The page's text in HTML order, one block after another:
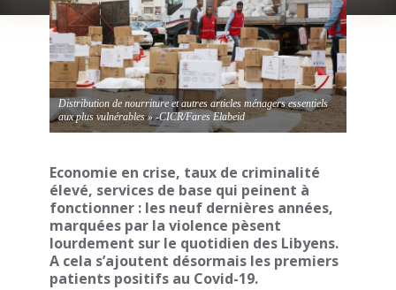
Distribution de nourriture et autres articles ménagers essentiels
aux plus vulnérables » -CICR/Fares Elabeid
Economie en crise, taux de criminalité
élevé, services de base qui peinent à
fonctionner : les neuf dernières années,
marquées par la violence pèsent
lourdement sur le quotidien des Libyens.
A cela s’ajoutent désormais les premiers
patients positifs au Covid-19.